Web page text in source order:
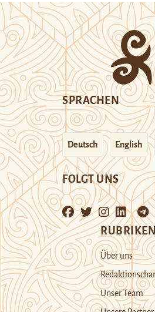
SPRACHEN
Deutsch English
FOLGT UNS
Über uns
Unser Team